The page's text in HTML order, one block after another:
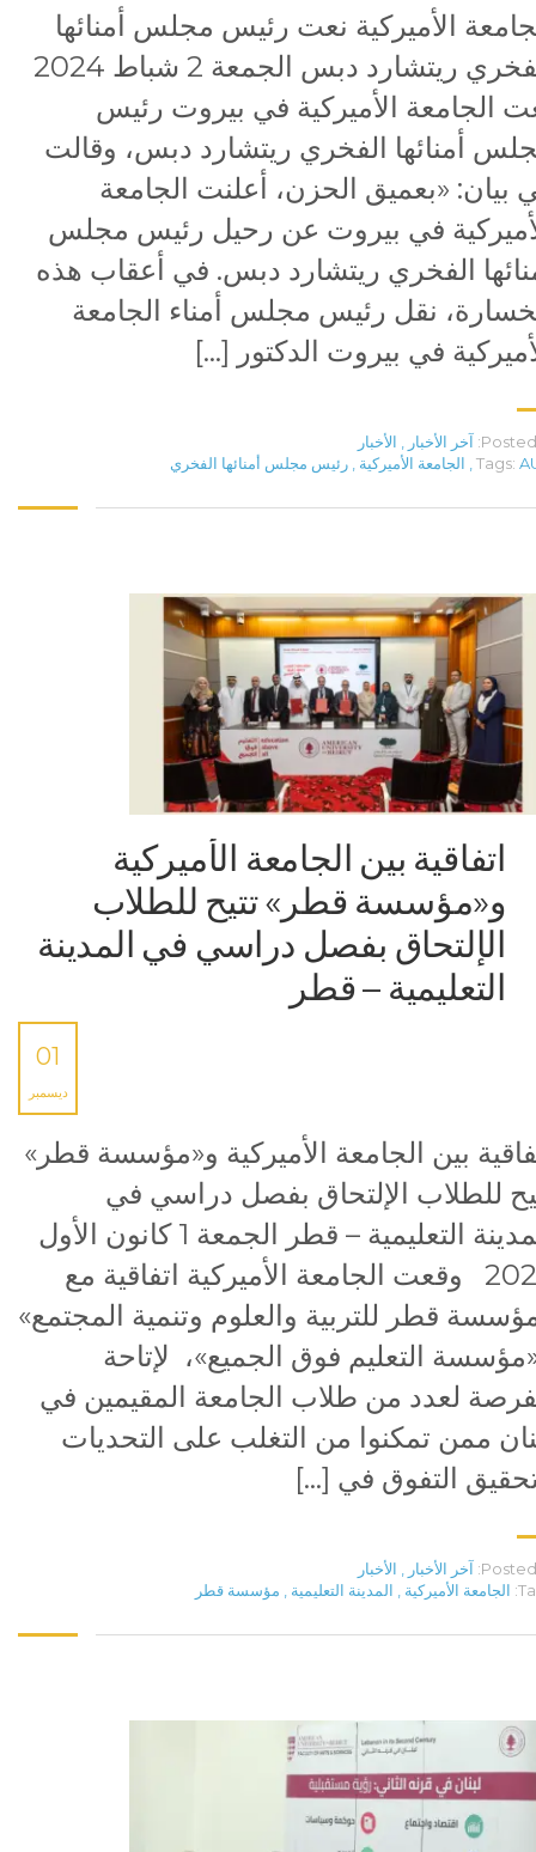
الأميركية نعت رئيس مجلس أمنائها
الفخري ريتشارد دبس الجمعة 2 شباط 2024
الجامعة الأميركية في بيروت رئيس
أمنائها الفخري ريتشارد دبس، وقالت
بيان: «بعميق الحزن، أعلنت الجامعة
في بيروت عن رحيل رئيس مجلس
الفخري ريتشارد دبس. في أعقاب هذه
نقل رئيس مجلس أمناء الجامعة
في بيروت الدكتور […]
Posted آخر الأخبار , الأخبار
Tags:
, الجامعة الأميركية , رئيس مجلس أمنائها الفخري
اتفاقية بين الجامعة الأميركية
و«مؤسسة قطر» تتيح للطلاب
الإلتحاق بفصل دراسي في المدينة
التعليمية – قطر
01
ديسمبر
بين الجامعة الأميركية و«مؤسسة قطر»
للطلاب الإلتحاق بفصل دراسي في
المدينة التعليمية – قطر الجمعة 1 كانون الأول
2023 وقعت الجامعة الأميركية اتفاقية مع
قطر للتربية والعلوم وتنمية المجتمع»
التعليم فوق الجميع»، لإتاحة
لعدد من طلاب الجامعة المقيمين في
ممن تمكنوا من التغلب على التحديات
التفوق في […]
Posted آخر الأخبار , الأخبار
الجامعة الأميركية , المدينة التعليمية , مؤسسة قطر